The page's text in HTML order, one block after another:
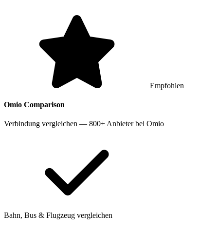
Empfohlen
Omio Comparison
Verbindung vergleichen — 800+ Anbieter bei Omio
Bahn, Bus & Flugzeug vergleichen